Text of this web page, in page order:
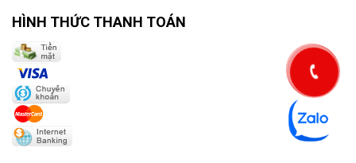
HÌNH THỨC THANH TOÁN